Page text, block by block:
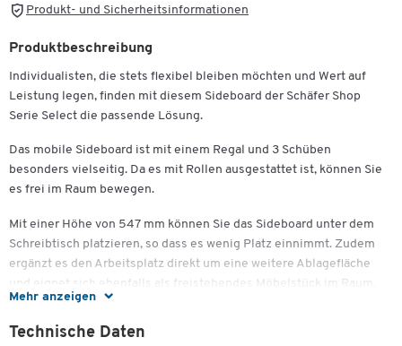
Produkt- und Sicherheitsinformationen
Mehr anzeigen
Produktbeschreibung
Individualisten, die stets flexibel bleiben möchten und Wert auf
Leistung legen, finden mit diesem Sideboard der Schäfer Shop
Serie Select die passende Lösung.
Das mobile Sideboard ist mit einem Regal und 3 Schüben
besonders vielseitig. Da es mit Rollen ausgestattet ist, können Sie
es frei im Raum bewegen.
Mit einer Höhe von 547 mm können Sie das Sideboard unter dem
Schreibtisch platzieren, so dass es wenig Platz einnimmt. Zudem
ergänzt es den Arbeitsplatz direkt um eine weitere Ablagefläche
und eignet sich ebenfalls als freistehendes Möbelstück im Raum.
Praktisch ist die Aufteilung mit dem Regal aus zwei Ablagefächern
und drei Schubladen. Damit bietet das Sideboard Platz für Bücher,
Technische Daten
Zum Zoomen doppeltippen